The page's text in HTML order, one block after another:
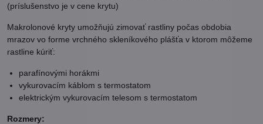
(príslušenstvo je v cene krytu)
Makrolonové kryty umožňujú zimovať rastliny počas obdobia
mrazov vo forme vrchného skleníkového plášťa v ktorom môžeme
rastline kúriť:
parafínovými horákmi
vykurovacím káblom s termostatom
elektrickým vykurovacím telesom s termostatom
Rozmery: